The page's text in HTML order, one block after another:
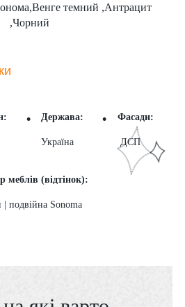
темний ,Антрацит
,Чорний
Держава:
Україна
Фасади:
ДСП
меблів (відтінок):
| подвійна Sonoma